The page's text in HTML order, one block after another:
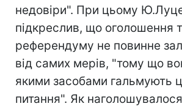
недовіри". При цьому
підкреслив, що оголошення
референдуму не повинне
від самих мерів, "тому що
якими засобами гальмують
питання". Як